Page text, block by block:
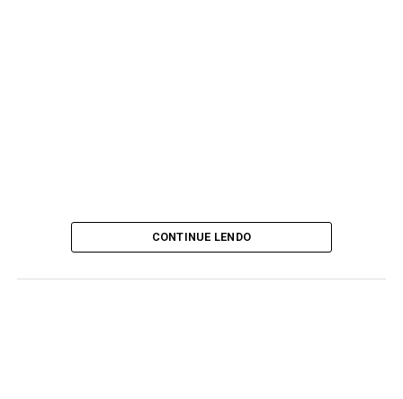
CONTINUE LENDO